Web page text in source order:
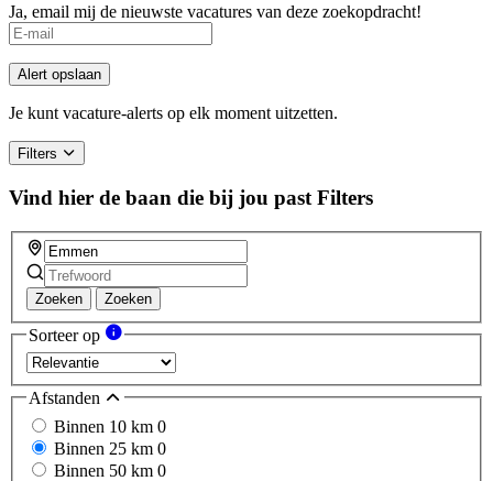
Ja, email mij de nieuwste vacatures van deze zoekopdracht!
If
you
are
a
human,
this
field
Alert opslaan
Je kunt vacature-alerts op elk moment uitzetten.
Filters
Vind hier de baan die bij jou past Filters
Zoeken Zoeken
Sorteer op
Afstanden
Binnen 10 km 0
Binnen 25 km 0
Binnen 50 km 0